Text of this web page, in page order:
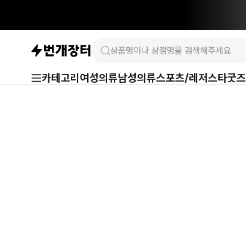
카테고리 여성의류남성의류스포츠/레저스타굿즈